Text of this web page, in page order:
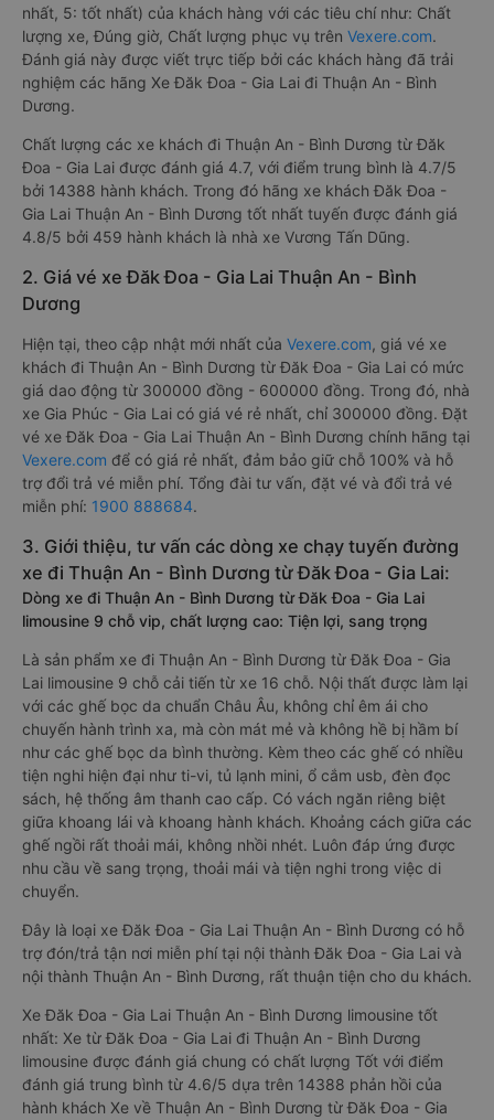
nhất, 5: tốt nhất) của khách hàng với các tiêu chí như: Chất
lượng xe, Đúng giờ, Chất lượng phục vụ trên Vexere.com.
Đánh giá này được viết trực tiếp bởi các khách hàng đã trải
nghiệm các hãng Xe Đăk Đoa - Gia Lai đi Thuận An - Bình
Dương.
Chất lượng các xe khách đi Thuận An - Bình Dương từ Đăk
Đoa - Gia Lai được đánh giá 4.7, với điểm trung bình là 4.7/5
bởi 14388 hành khách. Trong đó hãng xe khách Đăk Đoa -
Gia Lai Thuận An - Bình Dương tốt nhất tuyến được đánh giá
4.8/5 bởi 459 hành khách là nhà xe Vương Tấn Dũng.
2. Giá vé xe Đăk Đoa - Gia Lai Thuận An - Bình
Dương
Hiện tại, theo cập nhật mới nhất của Vexere.com, giá vé xe
khách đi Thuận An - Bình Dương từ Đăk Đoa - Gia Lai có mức
giá dao động từ 300000 đồng - 600000 đồng. Trong đó, nhà
xe Gia Phúc - Gia Lai có giá vé rẻ nhất, chỉ 300000 đồng. Đặt
vé xe Đăk Đoa - Gia Lai Thuận An - Bình Dương chính hãng tại
Vexere.com để có giá rẻ nhất, đảm bảo giữ chỗ 100% và hỗ
trợ đổi trả vé miễn phí. Tổng đài tư vấn, đặt vé và đổi trả vé
miễn phí: 1900 888684.
3. Giới thiệu, tư vấn các dòng xe chạy tuyến đường
xe đi Thuận An - Bình Dương từ Đăk Đoa - Gia Lai:
Dòng xe đi Thuận An - Bình Dương từ Đăk Đoa - Gia Lai
limousine 9 chỗ vip, chất lượng cao: Tiện lợi, sang trọng
Là sản phẩm xe đi Thuận An - Bình Dương từ Đăk Đoa - Gia
Lai limousine 9 chỗ cải tiến từ xe 16 chỗ. Nội thất được làm lại
với các ghế bọc da chuẩn Châu Âu, không chỉ êm ái cho
chuyến hành trình xa, mà còn mát mẻ và không hề bị hầm bí
như các ghế bọc da bình thường. Kèm theo các ghế có nhiều
tiện nghi hiện đại như ti-vi, tủ lạnh mini, ổ cắm usb, đèn đọc
sách, hệ thống âm thanh cao cấp. Có vách ngăn riêng biệt
giữa khoang lái và khoang hành khách. Khoảng cách giữa các
ghế ngồi rất thoải mái, không nhồi nhét. Luôn đáp ứng được
nhu cầu về sang trọng, thoải mái và tiện nghi trong việc di
chuyển.
Đây là loại xe Đăk Đoa - Gia Lai Thuận An - Bình Dương có hỗ
trợ đón/trả tận nơi miễn phí tại nội thành Đăk Đoa - Gia Lai và
nội thành Thuận An - Bình Dương, rất thuận tiện cho du khách.
Xe Đăk Đoa - Gia Lai Thuận An - Bình Dương limousine tốt
nhất: Xe từ Đăk Đoa - Gia Lai đi Thuận An - Bình Dương
limousine được đánh giá chung có chất lượng Tốt với điểm
đánh giá trung bình từ 4.6/5 dựa trên 14388 phản hồi của
hành khách Xe về Thuận An - Bình Dương từ Đăk Đoa - Gia